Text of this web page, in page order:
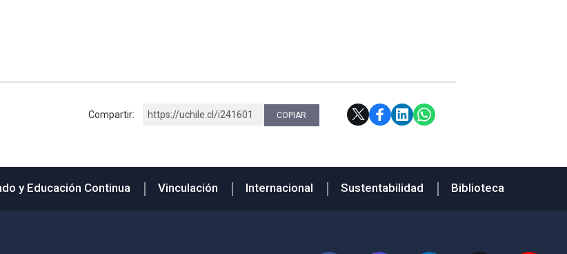
Compartir: https://uchile.cl/i241601 COPIAR
y Educación Continua Vinculación Internacional Sustentabilidad Biblioteca